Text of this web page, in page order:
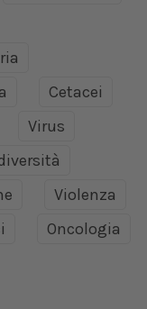
Cetacei
Virus
Violenza
Oncologia